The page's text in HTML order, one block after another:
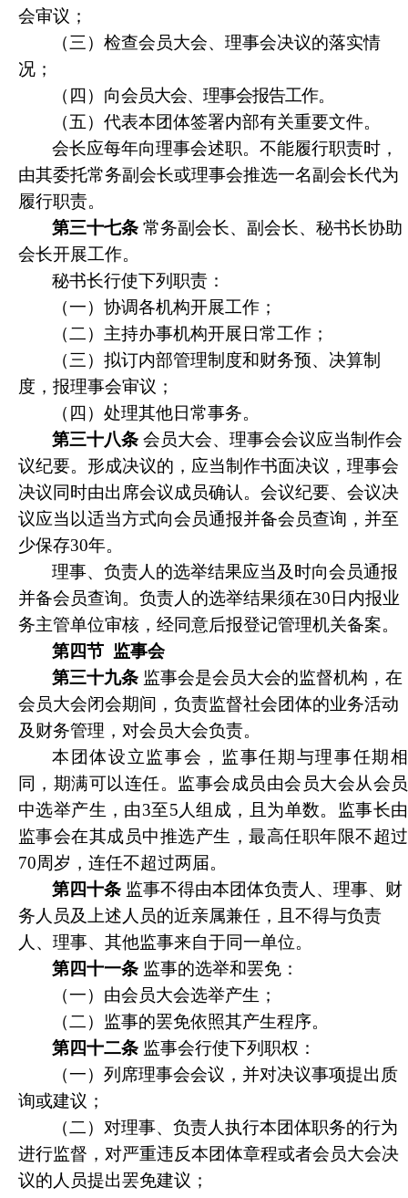
会审议；
（三）检查会员大会、理事会决议的落实情
况；
（四）向会员大会、理事会报告工作。
（五） 代表本团体签署内部有关重要文件。
会长应每年向理事会述职。不能履行职责时，
由其委托常务副会长或理事会推选一名副会长代为
履行职责。
第三十七条 常务副会长、副会长、秘书长协助
会长开展工作。
秘书长行使下列职责：
（一）协调各机构开展工作；
（二）主持办事机构开展日常工作；
（三）拟订内部管理制度和财务预、决算制
度，报理事会审议；
（四）处理其他日常事务。
第三十八条 会员大会、理事会会议应当制作会
议纪要。形成决议的，应当制作书面决议，理事会
决议同时由出席会议成员确认。会议纪要、会议决
议应当以适当方式向会员通报并备会员查询，并至
少保存30年。
理事、负责人的选举结果应当及时向会员通报
并备会员查询。负责人的选举结果须在30日内报业
务主管单位审核，经同意后报登记管理机关备案。
第四节 监事会
第三十九条 监事会是会员大会的监督机构，在
会员大会闭会期间，负责监督社会团体的业务活动
及财务管理，对会员大会负责。
本团体设立监事会，监事任期与理事任期相
同，期满可以连任。监事会成员由会员大会从会员
中选举产生，由3至5人组成，且为单数。监事长由
监事会在其成员中推选产生，最高任职年限不超过
70周岁，连任不超过两届。
第四十条 监事不得由本团体负责人、理事、财
务人员及上述人员的近亲属兼任 ，且不得与负责
人、理事、其他监事来自于同一单位。
第四十一条 监事的选举和罢免：
（一）由会员大会选举产生；
（二）监事的罢免依照其产生程序。
第四十二条 监事会行使下列职权：
（一）列席理事会会议，并对决议事项提出质
询或建议；
（二）对理事、负责人执行本团体职务的行为
进行监督，对严重违反本团体章程或者会员大会决
议的人员提出罢免建议；